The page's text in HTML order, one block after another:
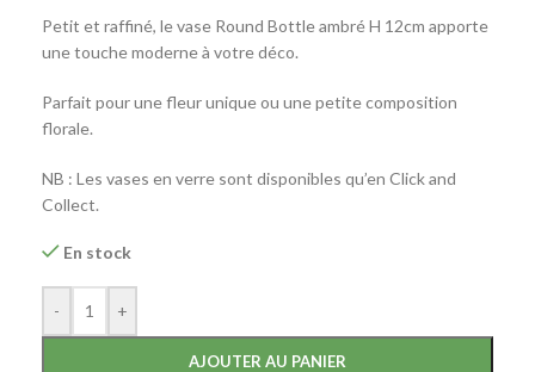
Petit et raffiné, le vase Round Bottle ambré H 12cm apporte
une touche moderne à votre déco.
Parfait pour une fleur unique ou une petite composition
florale.
NB : Les vases en verre sont disponibles qu’en Click and
Collect.
En stock
- +
AJOUTER AU PANIER